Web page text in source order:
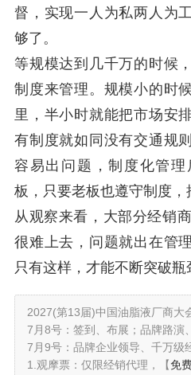
督，实现一人为私两人为
够了。
等规模达到几千万的时候
制度来管理。规模小的时
里，半小时就能把市场安
有制度就如同没有交通规
容易出问题，制度化管
板，只要老板也遵守制度，
从观察来看，大部分经销
很难上去，问题就出在管
只有这样，才能不断突破瓶
2027(第13届)中国油脂液厂商大
7月8号：签到、布展；品牌路演
7月9号：品牌企业领导、千万级
1.观摩票：仅限经销代理，【免